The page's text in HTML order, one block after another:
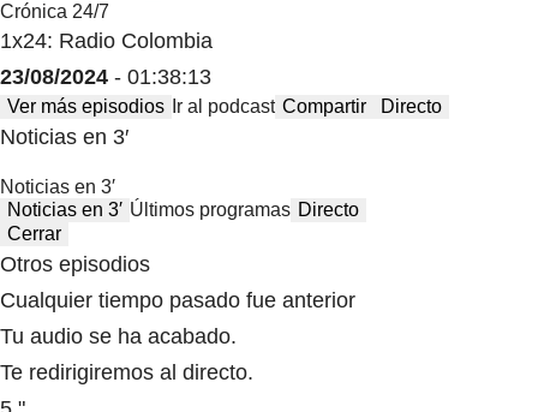
Crónica 24/7
1x24: Radio Colombia
23/08/2024 - 01:38:13
Ver más episodios Ir al podcast Compartir Directo
Noticias en 3′
Noticias en 3′
Noticias en 3′ Últimos programas Directo
Cerrar
Otros episodios
Cualquier tiempo pasado fue anterior
Tu audio se ha acabado.
Te redirigiremos al directo.